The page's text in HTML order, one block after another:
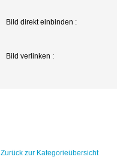
Bild direkt einbinden :
Bild verlinken :
Zurück zur Kategorieübersicht